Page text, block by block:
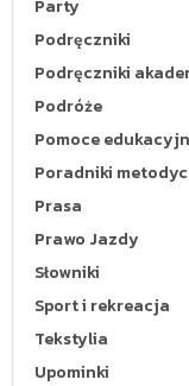
Party
Podręczniki
Podręczniki
Podróże
Pomoce
Poradniki
Prasa
Prawo Jazdy
Słowniki
Sport i rekreacja
Tekstylia
Upominki